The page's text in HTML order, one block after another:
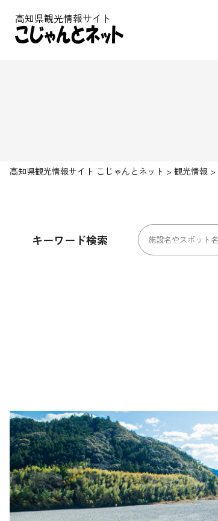
高知県観光情報サイト
高知県観光情報サイト こじゃんとネット > 観光情報 >
キーワード検索